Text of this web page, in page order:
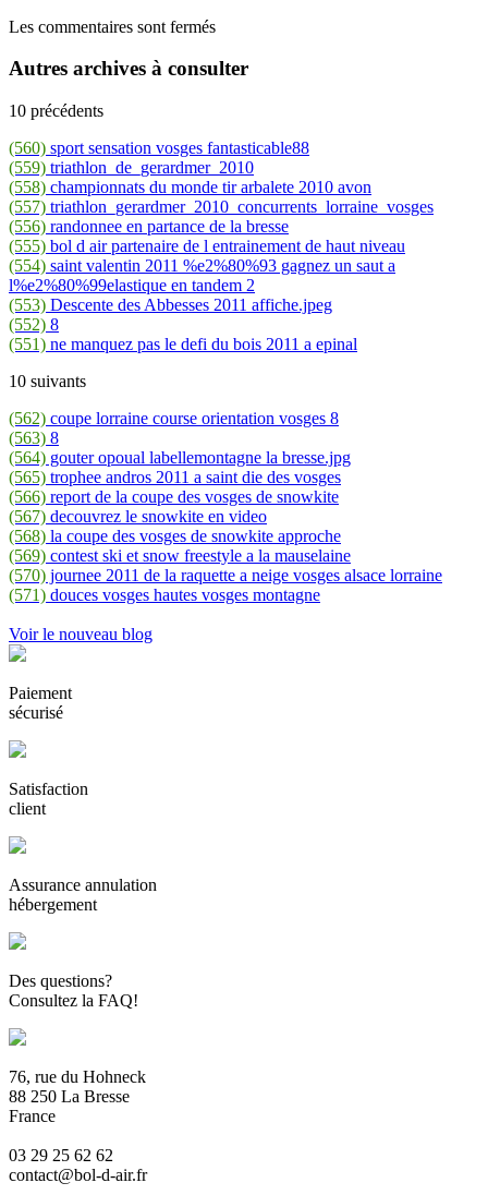
Les commentaires sont fermés
Autres archives à consulter
10 précédents
(560) sport sensation vosges fantasticable88
(559) triathlon_de_gerardmer_2010
(558) championnats du monde tir arbalete 2010 avon
(557) triathlon_gerardmer_2010_concurrents_lorraine_vosges
(556) randonnee en partance de la bresse
(555) bol d air partenaire de l entrainement de haut niveau
(554) saint valentin 2011 %e2%80%93 gagnez un saut a
l%e2%80%99elastique en tandem 2
(553) Descente des Abbesses 2011 affiche.jpeg
(552) 8
(551) ne manquez pas le defi du bois 2011 a epinal
10 suivants
(562) coupe lorraine course orientation vosges 8
(563) 8
(564) gouter opoual labellemontagne la bresse.jpg
(565) trophee andros 2011 a saint die des vosges
(566) report de la coupe des vosges de snowkite
(567) decouvrez le snowkite en video
(568) la coupe des vosges de snowkite approche
(569) contest ski et snow freestyle a la mauselaine
(570) journee 2011 de la raquette a neige vosges alsace lorraine
(571) douces vosges hautes vosges montagne
Voir le nouveau blog
Paiement
sécurisé
Satisfaction
client
Assurance annulation
hébergement
Des questions?
Consultez la FAQ!
76, rue du Hohneck
88 250 La Bresse
France
03 29 25 62 62
contact@bol-d-air.fr